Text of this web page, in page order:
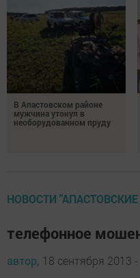
В Апастовском районе
мужчина утонул в
необорудованном пруду
НОВОСТИ "АПАСТОВСКИЕ
телефонное
автор, 18 сентября 2013